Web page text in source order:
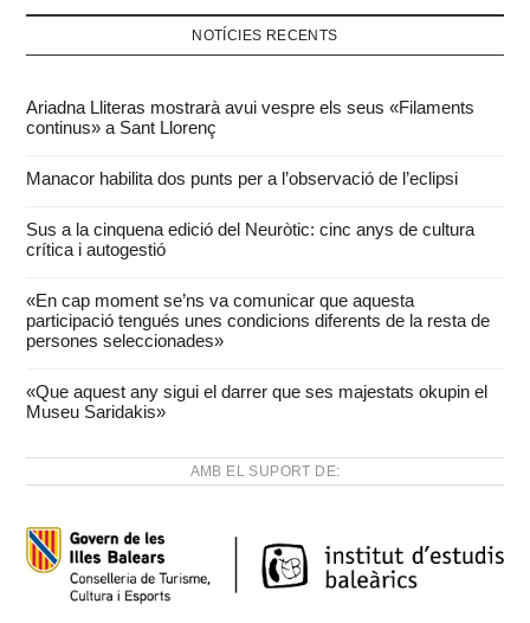
NOTÍCIES RECENTS
Ariadna Lliteras mostrarà avui vespre els seus «Filaments
continus» a Sant Llorenç
Manacor habilita dos punts per a l’observació de l’eclipsi
Sus a la cinquena edició del Neuròtic: cinc anys de cultura
crítica i autogestió
«En cap moment se’ns va comunicar que aquesta
participació tengués unes condicions diferents de la resta de
persones seleccionades»
«Que aquest any sigui el darrer que ses majestats okupin el
Museu Saridakis»
AMB EL SUPORT DE: